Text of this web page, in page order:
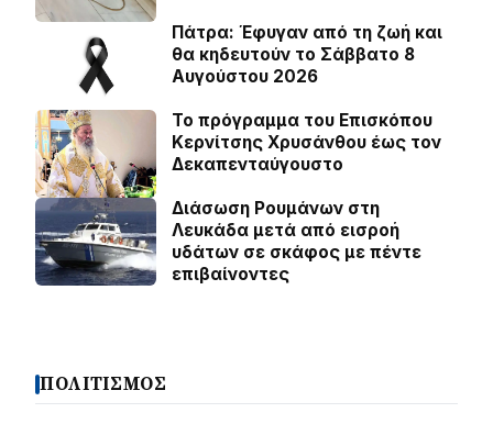
Πάτρα: Έφυγαν από τη ζωή και
θα κηδευτούν το Σάββατο 8
Αυγούστου 2026
Το πρόγραμμα του Επισκόπου
Κερνίτσης Χρυσάνθου έως τον
Δεκαπενταύγουστο
Διάσωση Ρουμάνων στη
Λευκάδα μετά από εισροή
υδάτων σε σκάφος με πέντε
επιβαίνοντες
ΠΟΛΙΤΙΣΜΟΣ